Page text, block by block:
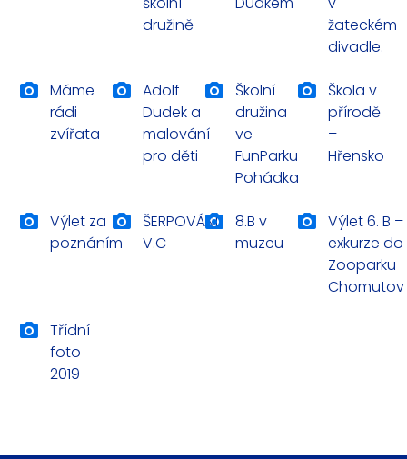
družině
žateckém
divadle.
Máme
rádi
zvířata
Adolf
Dudek a
malování
pro děti
Školní
družina
ve
FunParku
Pohádka
Škola v
přírodě
–
Hřensko
Výlet za
poznáním
ŠERPOVÁNÍ
V.C
8.B v
muzeu
Výlet 6. B –
exkurze do
Zooparku
Chomutov
Třídní
foto
2019